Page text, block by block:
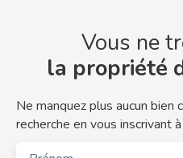
Vous ne
la propriété
Ne manquez plus aucun bien
recherche en vous inscrivant